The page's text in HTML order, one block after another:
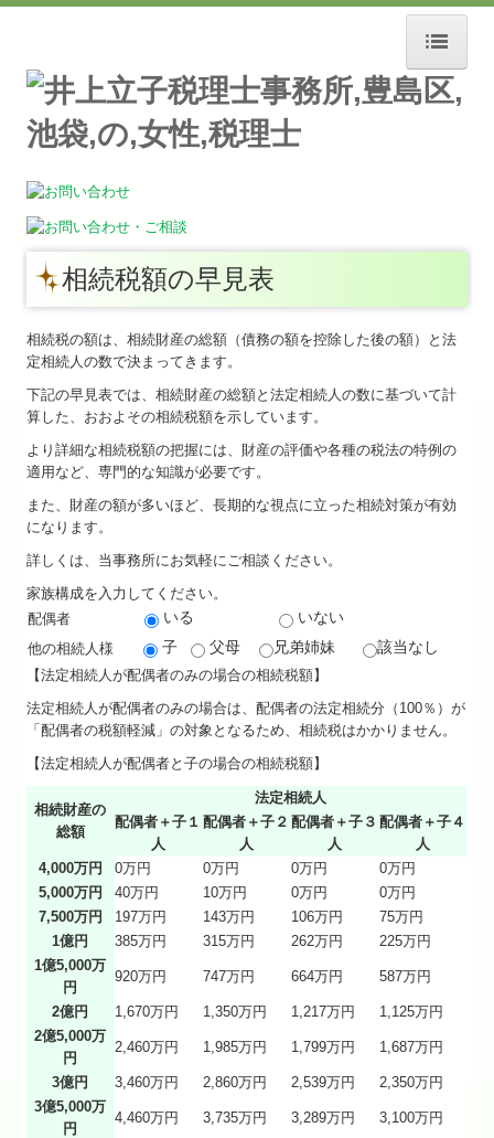
ホーム
事務所紹介
スタッフ募集
経営理念
交通案内
セミナー案内
業務案内
★立子の耳より情報
料金について
よくある質問
金融機関の皆様へ
当社のサービス
お問い合わせ
個人情報保護方針
相続税額の早見表
相続税の額は、相続財産の総額（債務の額を控除した後の額）と法
定相続人の数で決まってきます。
下記の早見表では、相続財産の総額と法定相続人の数に基づいて計
算した、おおよその相続税額を示しています。
より詳細な相続税額の把握には、財産の評価や各種の税法の特例の
適用など、専門的な知識が必要です。
また、財産の額が多いほど、長期的な視点に立った相続対策が有効
になります。
詳しくは、当事務所にお気軽にご相談ください。
家族構成を入力してください。
配偶者
いる いない
他の相続人様 子 父母 兄弟姉妹 該当なし
【法定相続人が配偶者のみの場合の相続税額】
法定相続人が配偶者のみの場合は、配偶者の法定相続分（100％）が
「配偶者の税額軽減」の対象となるため、相続税はかかりません。
【法定相続人が配偶者と子の場合の相続税額】
相続財産の
総額
法定相続人
配偶者＋子１
人
配偶者＋子２
人
配偶者＋子３
人
配偶者＋子４
人
4,000万円
0万円 0万円 0万円
0万円
5,000万円
40万円 10万円 0万円
0万円
7,500万円
197万円 143万円 106万円
75万円
1億円
385万円 315万円 262万円
225万円
1億5,000万
円
920万円 747万円 664万円 587万円
2億円 1,670万円 1,350万円 1,217万円
1,125万円
2億5,000万
円
2,460万円 1,985万円 1,799万円 1,687万円
3億円 3,460万円 2,860万円 2,539万円
2,350万円
3億5,000万
円
4,460万円 3,735万円 3,289万円 3,100万円